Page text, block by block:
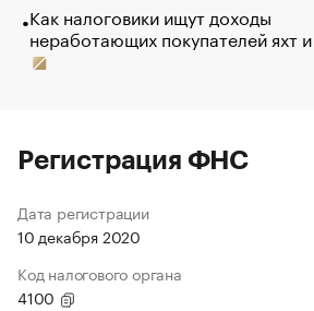
Как налоговики ищут доходы
неработающих покупателей яхт
Регистрация ФНС
Дата регистрации
10 декабря 2020
Код налогового органа
4100